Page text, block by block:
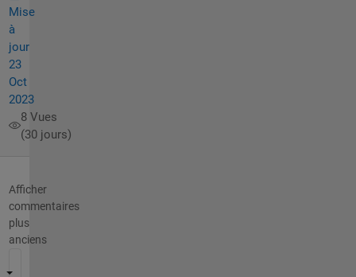
Mise
à
jour
23
Oct
2023
8 Vues
(30 jours)
Afficher
commentaires
plus
anciens